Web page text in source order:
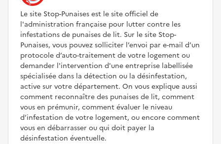
Le site Stop-Punaises est le site officiel de
l'administration française pour lutter contre les
infestations de punaises de lit. Sur le site Stop-
Punaises, vous pouvez solliciter l’envoi par e-mail d’un
protocole d’auto-traitement de votre logement ou
demander l'intervention d'une entreprise labellisée
spécialisée dans la détection ou la désinfestation,
active sur votre département. On vous explique aussi
comment reconnaître des punaises de lit, comment
vous en prémunir, comment évaluer le niveau
d’infestation de votre logement, ou encore comment
vous en débarrasser ou qui doit payer la
désinfestation éventuelle.